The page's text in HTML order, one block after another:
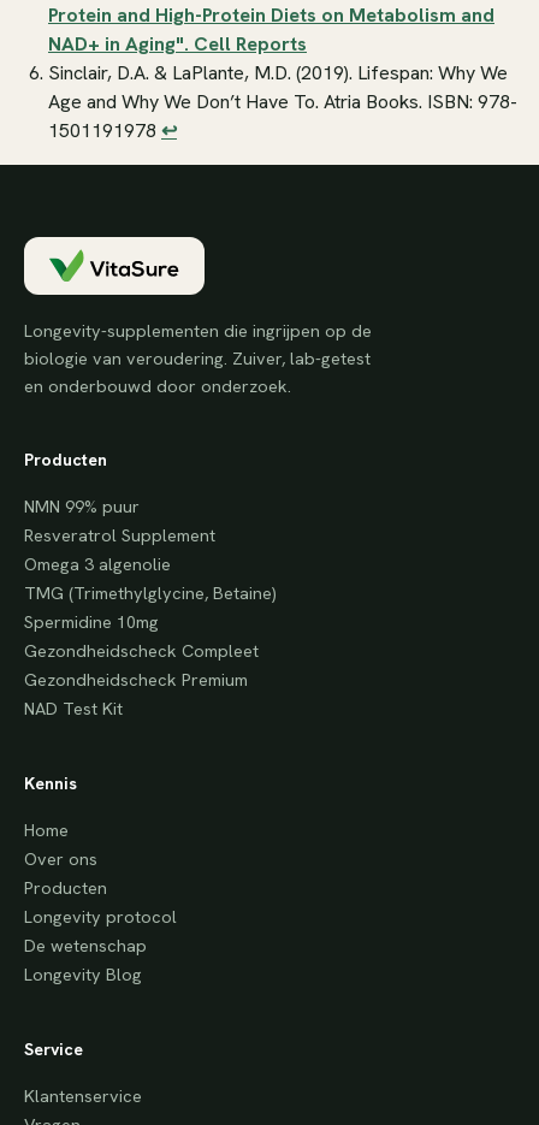
Protein and High-Protein Diets on Metabolism and
NAD+ in Aging". Cell Reports
Sinclair, D.A. & LaPlante, M.D. (2019). Lifespan: Why We
Age and Why We Don’t Have To. Atria Books. ISBN: 978-
1501191978 ↩
Longevity-supplementen die ingrijpen op de
biologie van veroudering. Zuiver, lab-getest
en onderbouwd door onderzoek.
Producten
NMN 99% puur
Resveratrol Supplement
Omega 3 algenolie
TMG (Trimethylglycine, Betaine)
Spermidine 10mg
Gezondheidscheck Compleet
Gezondheidscheck Premium
NAD Test Kit
Kennis
Home
Over ons
Producten
Longevity protocol
De wetenschap
Longevity Blog
Service
Klantenservice